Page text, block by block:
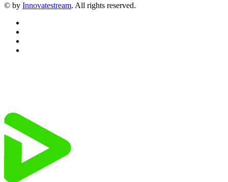
© by Innovatestream. All rights reserved.